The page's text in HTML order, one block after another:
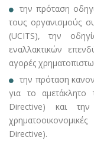
την πρόταση
τους οργανισμούς
(UCITS), την
εναλλακτικών
αγορές
την πρόταση
για το αμετάκλητο
Directive) και
Directive).